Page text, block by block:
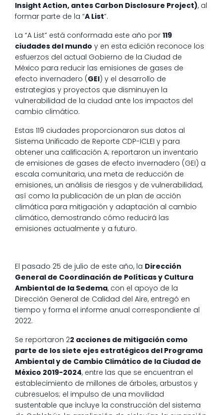
Insight Action, antes Carbon Disclosure Project), al
formar parte de la “A List”.
La “A List” está conformada este año por 119
ciudades del mundo y en esta edición reconoce los
esfuerzos del actual Gobierno de la Ciudad de
México para reducir las emisiones de gases de
efecto invernadero (GEI) y el desarrollo de
estrategias y proyectos que disminuyen la
vulnerabilidad de la ciudad ante los impactos del
cambio climático.
Estas 119 ciudades proporcionaron sus datos al
Sistema Unificado de Reporte CDP-ICLEI y para
obtener una calificación A; reportaron un inventario
de emisiones de gases de efecto invernadero (GEI) a
escala comunitaria, una meta de reducción de
emisiones, un análisis de riesgos y de vulnerabilidad,
así como la publicación de un plan de acción
climática para mitigación y adaptación al cambio
climático, demostrando cómo reducirá las
emisiones actualmente y a futuro.
El pasado 25 de julio de este año, la Dirección
General de Coordinación de Políticas y Cultura
Ambiental de la Sedema, con el apoyo de la
Dirección General de Calidad del Aire, entregó en
tiempo y forma el informe anual correspondiente al
2022.
Se reportaron 22 acciones de mitigación como
parte de los siete ejes estratégicos del Programa
Ambiental y de Cambio Climático de la Ciudad de
México 2019-2024, entre las que se encuentran el
establecimiento de millones de árboles, arbustos y
cubresuelos; el impulso de una movilidad
sustentable que incluye la construcción del sistema